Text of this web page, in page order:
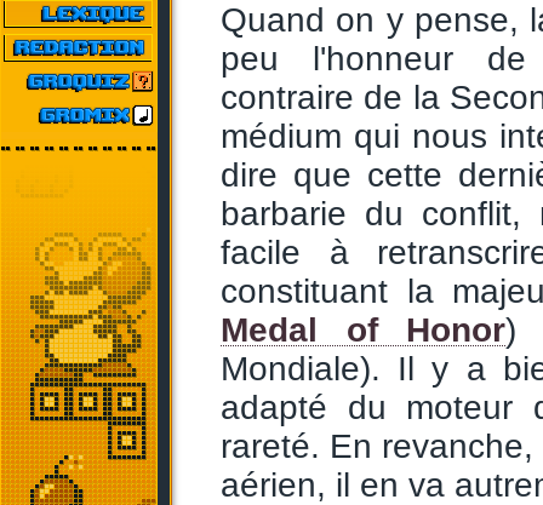
Quand on y pense,
peu l'honneur de
contraire de la
médium qui nous
dire que cette
barbarie du conflit,
facile à
constituant la
Medal of Honor)
Mondiale). Il y a
adapté du
rareté. En
aérien, il en va